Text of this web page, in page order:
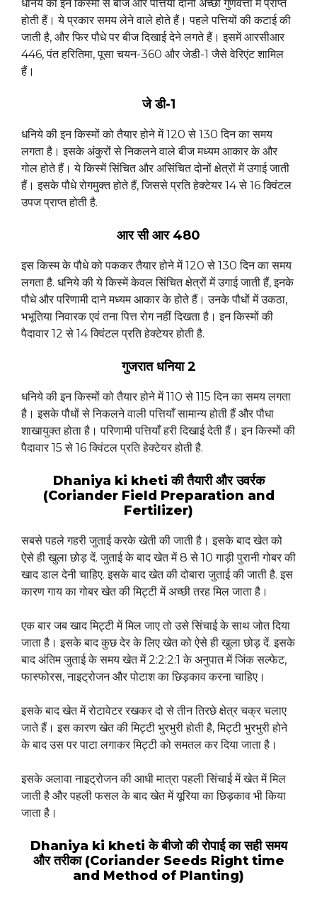
धनिये की इन किस्मों से बीज और पत्तियां दोनों अच्छी गुणवत्ता में प्राप्त
होती हैं। ये प्रकार समय लेने वाले होते हैं। पहले पत्तियों की कटाई की
जाती है, और फिर पौधे पर बीज दिखाई देने लगते हैं। इसमें आरसीआर
446, पंत हरितिमा, पूसा चयन-360 और जेडी-1 जैसे वेरिएंट शामिल
हैं।
जे डी-1
धनिये की इन किस्मों को तैयार होने में 120 से 130 दिन का समय
लगता है। इसके अंकुरों से निकलने वाले बीज मध्यम आकार के और
गोल होते हैं। ये किस्में सिंचित और असिंचित दोनों क्षेत्रों में उगाई जाती
हैं। इसके पौधे रोगमुक्त होते हैं, जिससे प्रति हेक्टेयर 14 से 16 क्विंटल
उपज प्राप्त होती है.
आर सी आर 480
इस किस्म के पौधे को पककर तैयार होने में 120 से 130 दिन का समय
लगता है. धनिये की ये किस्में केवल सिंचित क्षेत्रों में उगाई जाती हैं, इनके
पौधे और परिणामी दाने मध्यम आकार के होते हैं। उनके पौधों में उकठा,
भभूतिया निवारक एवं तना पित्त रोग नहीं दिखता है। इन किस्मों की
पैदावार 12 से 14 क्विंटल प्रति हेक्टेयर होती है.
गुजरात धनिया 2
धनिये की इन किस्मों को तैयार होने में 110 से 115 दिन का समय लगता
है। इसके पौधों से निकलने वाली पत्तियाँ सामान्य होती हैं और पौधा
शाखायुक्त होता है। परिणामी पत्तियाँ हरी दिखाई देती हैं। इन किस्मों की
पैदावार 15 से 16 क्विंटल प्रति हेक्टेयर होती है.
Dhaniya ki kheti की तैयारी और उवर्रक
(Coriander Field Preparation and
Fertilizer)
सबसे पहले गहरी जुताई करके खेती की जाती है। इसके बाद खेत को
ऐसे ही खुला छोड़ दें. जुताई के बाद खेत में 8 से 10 गाड़ी पुरानी गोबर की
खाद डाल देनी चाहिए. इसके बाद खेत की दोबारा जुताई की जाती है. इस
कारण गाय का गोबर खेत की मिट्टी में अच्छी तरह मिल जाता है।
एक बार जब खाद मिट्टी में मिल जाए तो उसे सिंचाई के साथ जोत दिया
जाता है। इसके बाद कुछ देर के लिए खेत को ऐसे ही खुला छोड़ दें. इसके
बाद अंतिम जुताई के समय खेत में 2:2:2:1 के अनुपात में जिंक सल्फेट,
फास्फोरस, नाइट्रोजन और पोटाश का छिड़काव करना चाहिए।
इसके बाद खेत में रोटावेटर रखकर दो से तीन तिरछे क्षेत्र चक्र चलाए
जाते हैं। इस कारण खेत की मिट्टी भुरभुरी होती है, मिट्टी भुरभुरी होने
के बाद उस पर पाटा लगाकर मिट्टी को समतल कर दिया जाता है।
इसके अलावा नाइट्रोजन की आधी मात्रा पहली सिंचाई में खेत में मिल
जाती है और पहली फसल के बाद खेत में यूरिया का छिड़काव भी किया
जाता है।
Dhaniya ki kheti के बीजो की रोपाई का सही समय
और तरीका (Coriander Seeds Right time
and Method of Planting)